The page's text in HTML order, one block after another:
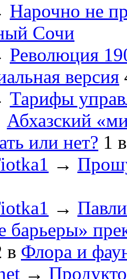
Нарочно не
Сочи
Революция
версия
Тарифы
Абхазский
или нет? 1
→
→
барьеры»
в Флора и
→